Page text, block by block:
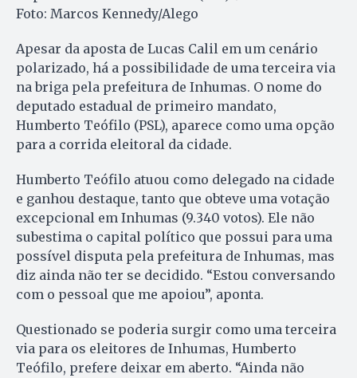
Foto: Marcos Kennedy/Alego
Apesar da aposta de Lucas Calil em um cenário
polarizado, há a possibilidade de uma terceira via
na briga pela prefeitura de Inhumas. O nome do
deputado estadual de primeiro mandato,
Humberto Teófilo (PSL), aparece como uma opção
para a corrida eleitoral da cidade.
Humberto Teófilo atuou como delegado na cidade
e ganhou destaque, tanto que obteve uma votação
excepcional em Inhumas (9.340 votos). Ele não
subestima o capital político que possui para uma
possível disputa pela prefeitura de Inhumas, mas
diz ainda não ter se decidido. “Estou conversando
com o pessoal que me apoiou”, aponta.
Questionado se poderia surgir como uma terceira
via para os eleitores de Inhumas, Humberto
Teófilo, prefere deixar em aberto. “Ainda não